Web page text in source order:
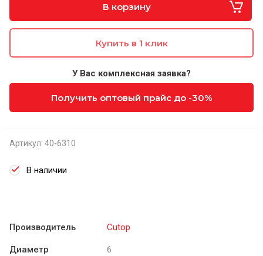
В корзину
Купить в 1 клик
У Вас комплексная заявка?
Получить оптовый прайс до -30%
Артикул: 40-6310
В наличии
Производитель Cutop
Диаметр 6